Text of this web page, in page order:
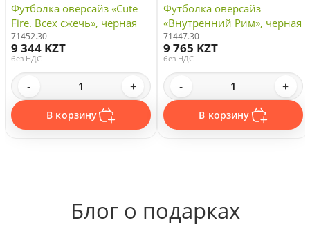
Футболка оверсайз «Cute
Fire. Всех сжечь», черная
71452.30
9 344 KZT
без НДС
- +
В корзину
Футболка оверсайз
«Внутренний Рим», черная
71447.30
9 765 KZT
без НДС
- +
В корзину
Блог о подарках